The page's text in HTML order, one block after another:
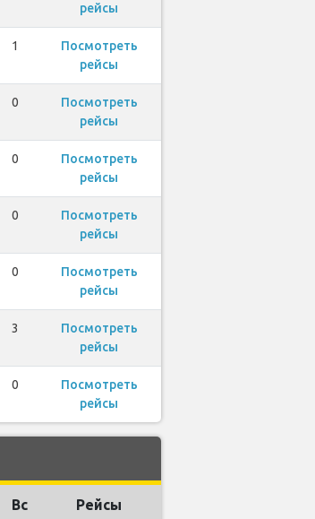
рейсы
1
Посмотреть
рейсы
0
Посмотреть
рейсы
0
Посмотреть
рейсы
0
Посмотреть
рейсы
0
Посмотреть
рейсы
3
Посмотреть
рейсы
0
Посмотреть
рейсы
Вс Рейсы